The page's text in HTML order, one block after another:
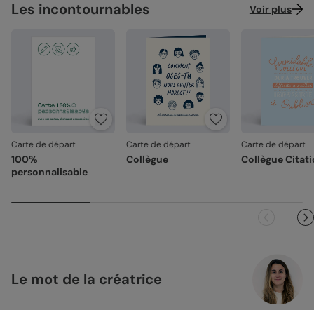
Les incontournables Voir plus
Carte de départ
100%
personnalisable
Carte de départ
Collègue
Carte de départ
Collègue
Le mot de la créatrice